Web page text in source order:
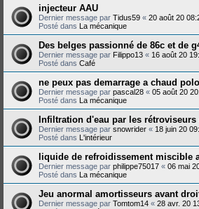
injecteur AAU
Dernier message par Tidus59 « 20 août 20
Posté dans La mécanique
Des belges passionné de 86c et de
Dernier message par Filippo13 « 16 août 20
Posté dans Café
ne peux pas demarrage a chaud
Dernier message par pascal28 « 05 août 20
Posté dans La mécanique
Infiltration d'eau par les rétroviseurs
Dernier message par snowrider « 18 juin 20
Posté dans L'intérieur
liquide de refroidissement miscible
Dernier message par philippe75017 « 06 mai
Posté dans La mécanique
Jeu anormal amortisseurs avant
Dernier message par Tomtom14 « 28 avr. 20